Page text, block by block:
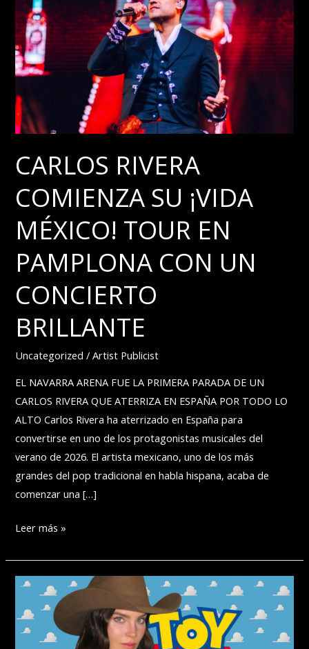
CARLOS RIVERA
COMIENZA SU ¡VIDA
MÉXICO! TOUR EN
PAMPLONA CON UN
CONCIERTO
BRILLANTE
Uncategorized /Artist Publicist
EL NAVARRA ARENA FUE LA PRIMERA PARADA DE UN
CARLOS RIVERA QUE ATERRIZA EN ESPAÑA POR TODO LO
ALTO Carlos Rivera ha aterrizado en España para
convertirse en uno de los protagonistas musicales del
verano de 2026. El artista mexicano, uno de los más
grandes del pop tradicional en habla hispana, acaba de
comenzar una […]
CARLOS
COMIENZA
SU
MÉXICO!
TOUR
Leer más »